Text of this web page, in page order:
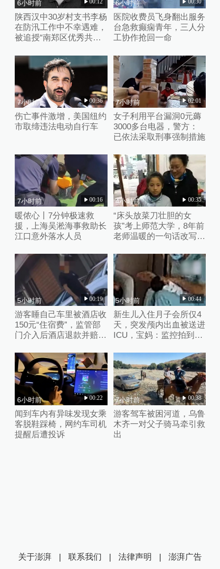
6小时前 00:12
陕西汉中30岁村支书李杨
在防汛工作中不幸遇难，
被追授“南郑区优秀共产
6小时前 00:30
医院收费员飞身翻出服务
台急救癫痫青年，三人分
工协作抢回一命
7小时前 00:36
伤亡事件激增，美国纽约
市取缔违法电动自行车
7小时前 02:01
女子利用平台漏洞0元薅
3000多台电器，警方：
已依法采取刑事强制措施
7小时前 00:16
暖侬心丨7分钟极速救
援，上海吴淞海事救助长
江口意外落水人员
4小时前 00:35
“床头放菜刀壮胆的女
孩”考上师范大学，8年前
老师温暖的一句话改写了
5小时前 00:19
游客睡自己车里被酒店收
150元“住宿费”，监管部
门介入后酒店退款并赔偿
5小时前 00:44
新生儿入住月子会所仅4
天，突发颅内出血被送进
ICU，宝妈：监控拍到护
6小时前 00:22
闻到车内有异味发现女乘
客脱鞋踩椅，网约车司机
提醒后遭投诉
7小时前 00:38
游客驾车被困河道，乌鲁
木齐一对父子骑马牵引救
出
关于澎湃 | 联系我们 | 法律声明 | 澎湃广告